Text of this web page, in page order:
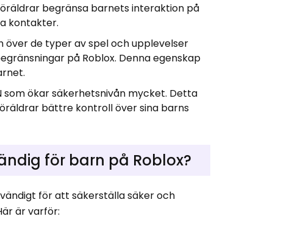
begränsa barnets interaktion på
kontakter.
över de typer av spel och upplevelser
på Roblox. Denna egenskap
ökar säkerhetsnivån mycket. Detta
bättre kontroll över sina barns
för barn på Roblox?
för att säkerställa säker och
är varför: